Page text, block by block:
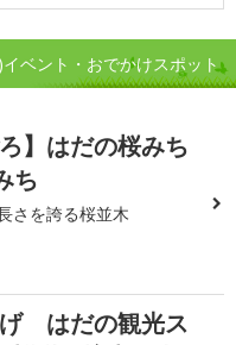
ベント・おでかけスポット
ろ】はだの桜みち
ち
さを誇る桜並木
はだの観光ス